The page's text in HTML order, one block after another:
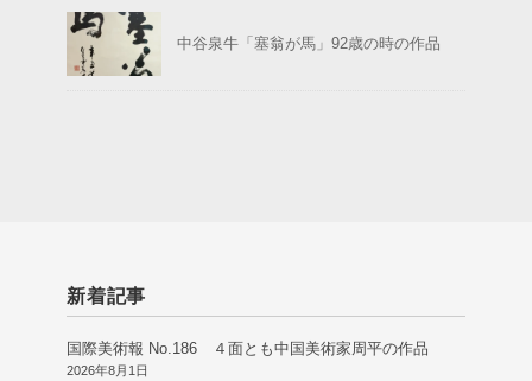
中谷泉牛「塞翁が馬」92歳の時の作品
新着記事
国際美術報 No.186 ４面とも中国美術家周平の作品
2026年8月1日